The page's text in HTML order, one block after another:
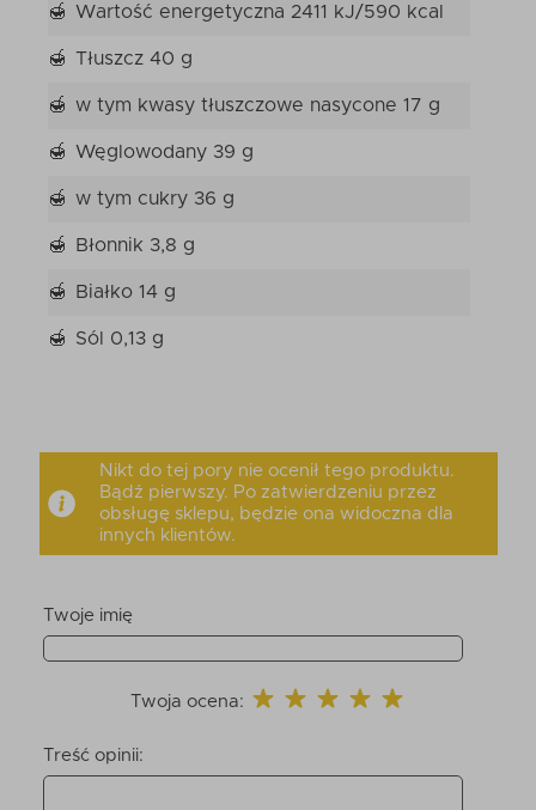
Wartość energetyczna 2411 kJ/590 kcal
Tłuszcz 40 g
w tym kwasy tłuszczowe nasycone 17 g
Węglowodany 39 g
w tym cukry 36 g
Błonnik 3,8 g
Białko 14 g
Sól 0,13 g
Nikt do tej pory nie ocenił tego produktu.
Bądź pierwszy. Po zatwierdzeniu przez
obsługę sklepu, będzie ona widoczna dla
innych klientów.
Twoje imię
Twoja ocena:
Treść opinii: